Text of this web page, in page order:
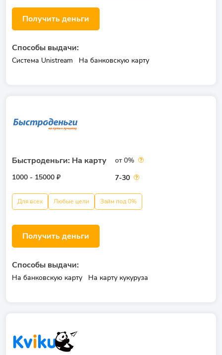
Получить деньги
Способы выдачи:
Система Unistream На банковскую карту
Быстроденьги: На карту
1000 - 15000 ₽
от 0%
7-30
Для всех Любые цели Займ под 0%
Получить деньги
Способы выдачи:
На банковскую карту На карту кукуруза